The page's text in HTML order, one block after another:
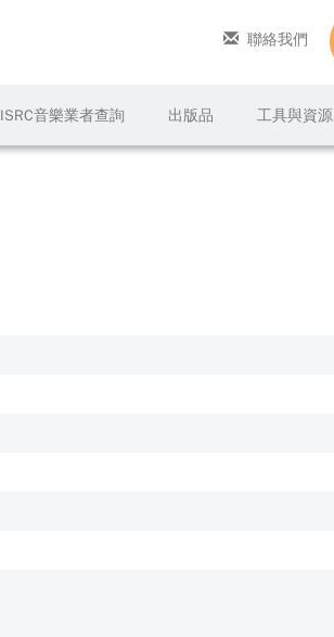
ISRC音樂業者查詢 出版品 工具與資源
聯絡我們